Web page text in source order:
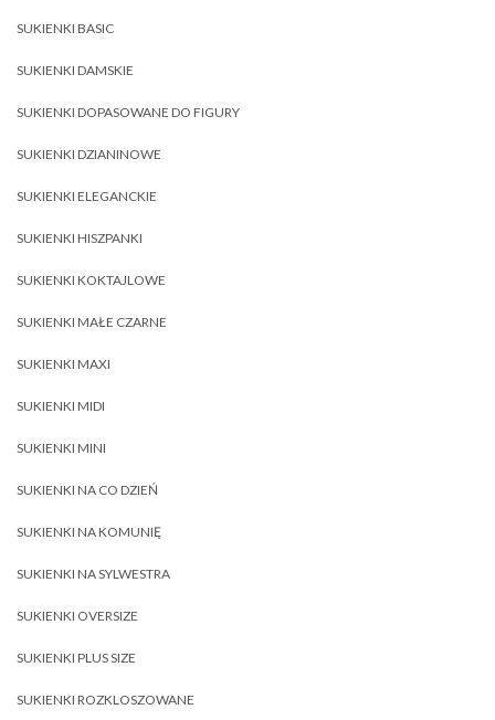
SUKIENKI BASIC
SUKIENKI DAMSKIE
SUKIENKI DOPASOWANE DO FIGURY
SUKIENKI DZIANINOWE
SUKIENKI ELEGANCKIE
SUKIENKI HISZPANKI
SUKIENKI KOKTAJLOWE
SUKIENKI MAŁE CZARNE
SUKIENKI MAXI
SUKIENKI MIDI
SUKIENKI MINI
SUKIENKI NA CO DZIEŃ
SUKIENKI NA KOMUNIĘ
SUKIENKI NA SYLWESTRA
SUKIENKI OVERSIZE
SUKIENKI PLUS SIZE
SUKIENKI ROZKLOSZOWANE